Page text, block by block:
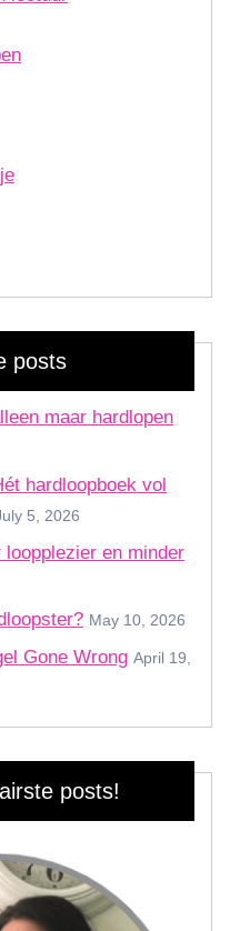
posts
maar hardlopen
hardloopboek vol
5, 2026
en minder
May 10, 2026
Gone Wrong April 19,
posts!